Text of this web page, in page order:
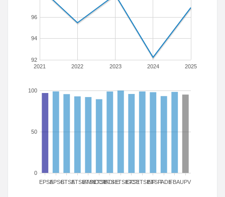
2021 2022 2023 2024 2025
92
94
96
EPSAEPSGETSAETSIAMN
ETSICCP
ETSIADI
ETSIEETSIGCT
ETSIIETSINFETSITFADEFBAUPV
0
50
100